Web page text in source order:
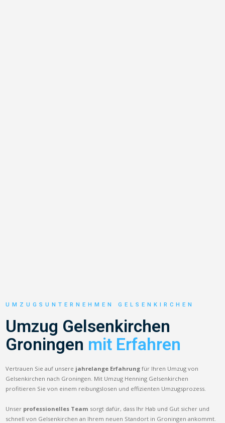
UMZUGSUNTERNEHMEN GELSENKIRCHEN
Umzug Gelsenkirchen
Groningen mit Erfahren
Vertrauen Sie auf unsere jahrelange Erfahrung für Ihren Umzug von
Gelsenkirchen nach Groningen. Mit Umzug Henning Gelsenkirchen
profitieren Sie von einem reibungslosen und effizienten Umzugsprozess.
Unser professionelles Team sorgt dafür, dass Ihr Hab und Gut sicher und
schnell von Gelsenkirchen an Ihrem neuen Standort in Groningen ankommt.